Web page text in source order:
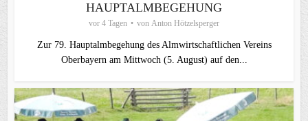
HAUPTALMBEGEHUNG
vor 4 Tagen von Anton Hötzelsperger
Zur 79. Hauptalmbegehung des Almwirtschaftlichen Vereins
Oberbayern am Mittwoch (5. August) auf den...